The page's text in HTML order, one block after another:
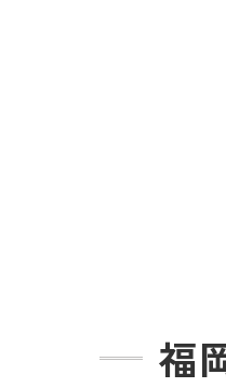
福